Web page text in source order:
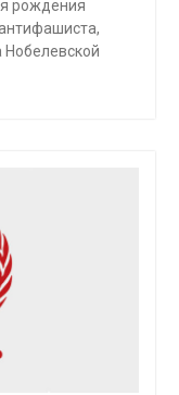
рождения
Нобелевской